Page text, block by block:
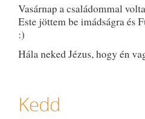
Vasárnap a családommal
Este jöttem be imádságra és
:)
Hála neked Jézus, hogy én
Kedd